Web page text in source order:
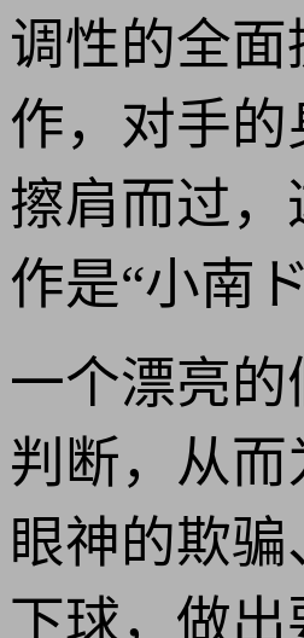
调性的全
作，对手
擦肩而过
作是“小南
一个漂亮
判断，从
眼神的欺
下球，做